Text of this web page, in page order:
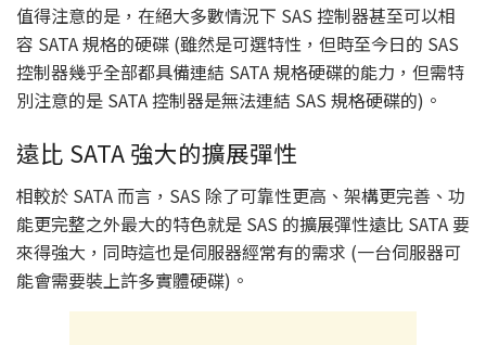
值得注意的是，在絕大多數情況下 SAS 控制器甚至可以相
容 SATA 規格的硬碟 (雖然是可選特性，但時至今日的 SAS
控制器幾乎全部都具備連結 SATA 規格硬碟的能力，但需特
別注意的是 SATA 控制器是無法連結 SAS 規格硬碟的)。
遠比 SATA 強大的擴展彈性
相較於 SATA 而言，SAS 除了可靠性更高、架構更完善、功
能更完整之外最大的特色就是 SAS 的擴展彈性遠比 SATA 要
來得強大，同時這也是伺服器經常有的需求 (一台伺服器可
能會需要裝上許多實體硬碟)。